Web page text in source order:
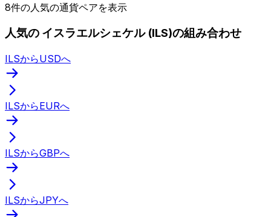
8件の人気の通貨ペアを表示
人気の イスラエルシェケル (ILS)の組み合わせ
ILSからUSDへ
ILSからEURへ
ILSからGBPへ
ILSからJPYへ